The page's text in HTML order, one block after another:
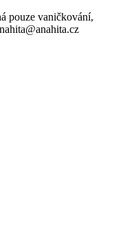
pouze vaničkování,